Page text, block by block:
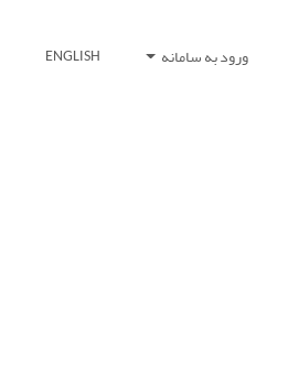
ورود به سامانه ENGLISH